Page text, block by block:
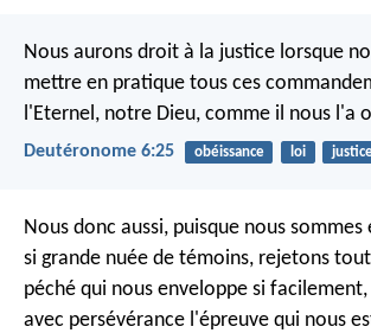
Nous aurons droit à la justice lorsque
mettre en pratique tous ces
l'Eternel, notre Dieu, comme il nous l'a
Deutéronome 6:25 obéissance loi
Nous donc aussi, puisque nous
si grande nuée de témoins, rejetons
péché qui nous enveloppe si
avec persévérance l'épreuve qui nous